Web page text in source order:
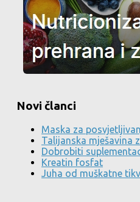
Novi članci
Maska za
Talijanska mješavina
Dobrobiti
Kreatin fosfat
Juha od muškatne